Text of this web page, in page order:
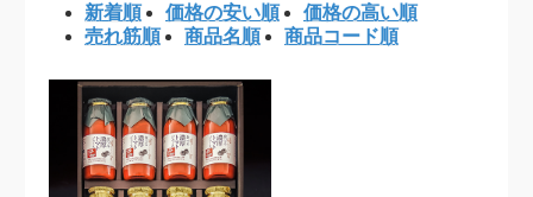
新着順 価格の安い順
価格の高い順
売れ筋順
商品名順 商品コード順
Copyright © 2010-2026とまとの森. all rights reserved.